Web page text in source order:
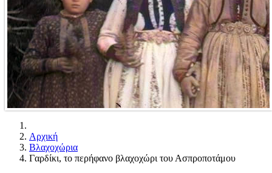
Αρχική
Βλαχοχώρια
Γαρδίκι, το περήφανο βλαχοχώρι του Ασπροποτάμου